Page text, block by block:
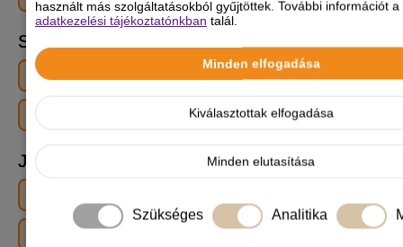
használt más szolgáltatásokból gyűjtöttek. További információt
adatkezelési tájékoztatónkban talál.
Minden elfogadása
Kiválasztottak elfogadása
Minden elutasítása
Szükséges Analitika
Szín
Arany / Sárga Krémszínű
Őzbarna
Jellemzők
Energiaszint